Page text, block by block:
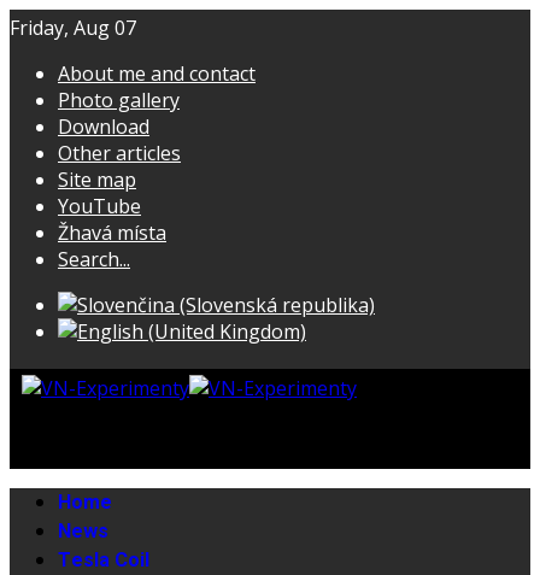
Friday, Aug 07
About me and contact
Photo gallery
Download
Other articles
Site map
YouTube
Žhavá místa
Search...
Home
News
Tesla Coil